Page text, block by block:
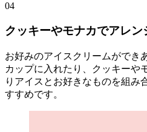
04
クッキーやモナカでアレン
お好みのアイスクリームができ
カップに入れたり、クッキー
りアイスとお好きなものを組み
すすめです。